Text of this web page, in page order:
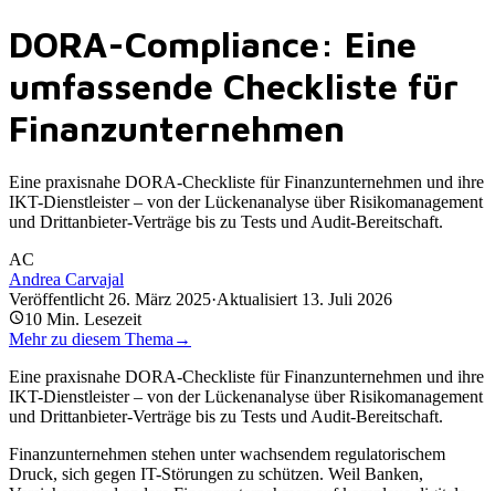
DORA-Compliance: Eine
umfassende Checkliste für
Finanzunternehmen
Eine praxisnahe DORA-Checkliste für Finanzunternehmen und ihre
IKT-Dienstleister – von der Lückenanalyse über Risikomanagement
und Drittanbieter-Verträge bis zu Tests und Audit-Bereitschaft.
AC
Andrea Carvajal
Veröffentlicht 26. März 2025·Aktualisiert 13. Juli 2026
10 Min. Lesezeit
Mehr zu diesem Thema →
Eine praxisnahe DORA-Checkliste für Finanzunternehmen und ihre
IKT-Dienstleister – von der Lückenanalyse über Risikomanagement
und Drittanbieter-Verträge bis zu Tests und Audit-Bereitschaft.
Finanzunternehmen stehen unter wachsendem regulatorischem
Druck, sich gegen IT-Störungen zu schützen. Weil Banken,